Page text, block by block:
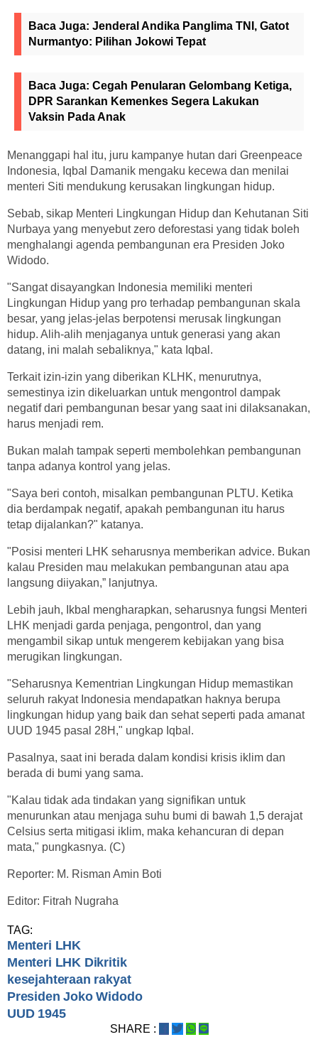
Baca Juga: Jenderal Andika Panglima TNI, Gatot
Nurmantyo: Pilihan Jokowi Tepat
Baca Juga: Cegah Penularan Gelombang Ketiga,
DPR Sarankan Kemenkes Segera Lakukan
Vaksin Pada Anak
Menanggapi hal itu, juru kampanye hutan dari Greenpeace
Indonesia, Iqbal Damanik mengaku kecewa dan menilai
menteri Siti mendukung kerusakan lingkungan hidup.
Sebab, sikap Menteri Lingkungan Hidup dan Kehutanan Siti
Nurbaya yang menyebut zero deforestasi yang tidak boleh
menghalangi agenda pembangunan era Presiden Joko
Widodo.
"Sangat disayangkan Indonesia memiliki menteri
Lingkungan Hidup yang pro terhadap pembangunan skala
besar, yang jelas-jelas berpotensi merusak lingkungan
hidup. Alih-alih menjaganya untuk generasi yang akan
datang, ini malah sebaliknya," kata Iqbal.
Terkait izin-izin yang diberikan KLHK, menurutnya,
semestinya izin dikeluarkan untuk mengontrol dampak
negatif dari pembangunan besar yang saat ini dilaksanakan,
harus menjadi rem.
Bukan malah tampak seperti membolehkan pembangunan
tanpa adanya kontrol yang jelas.
"Saya beri contoh, misalkan pembangunan PLTU. Ketika
dia berdampak negatif, apakah pembangunan itu harus
tetap dijalankan?" katanya.
"Posisi menteri LHK seharusnya memberikan advice. Bukan
kalau Presiden mau melakukan pembangunan atau apa
langsung diiyakan,” lanjutnya.
Lebih jauh, Ikbal mengharapkan, seharusnya fungsi Menteri
LHK menjadi garda penjaga, pengontrol, dan yang
mengambil sikap untuk mengerem kebijakan yang bisa
merugikan lingkungan.
"Seharusnya Kementrian Lingkungan Hidup memastikan
seluruh rakyat Indonesia mendapatkan haknya berupa
lingkungan hidup yang baik dan sehat seperti pada amanat
UUD 1945 pasal 28H," ungkap Iqbal.
Pasalnya, saat ini berada dalam kondisi krisis iklim dan
berada di bumi yang sama.
"Kalau tidak ada tindakan yang signifikan untuk
menurunkan atau menjaga suhu bumi di bawah 1,5 derajat
Celsius serta mitigasi iklim, maka kehancuran di depan
mata," pungkasnya. (C)
Reporter: M. Risman Amin Boti
Editor: Fitrah Nugraha
TAG:
Menteri LHK
Menteri LHK Dikritik
kesejahteraan rakyat
Presiden Joko Widodo
UUD 1945
SHARE :